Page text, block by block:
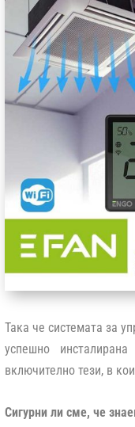
Така че системата за
успешно
включително тези, в
Сигурни ли сме, че